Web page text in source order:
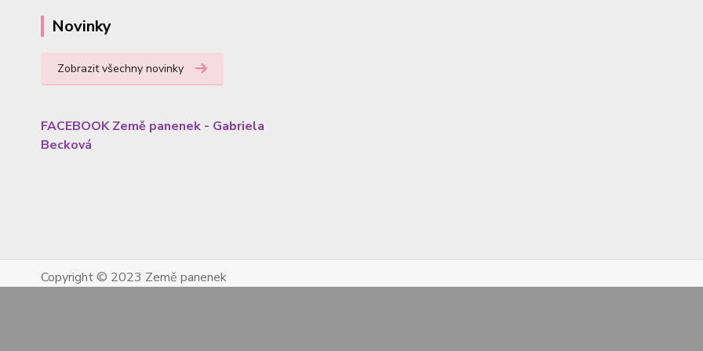
Novinky
Zobrazit všechny novinky
FACEBOOK Země panenek - Gabriela
Becková
Copyright © 2023 Země panenek